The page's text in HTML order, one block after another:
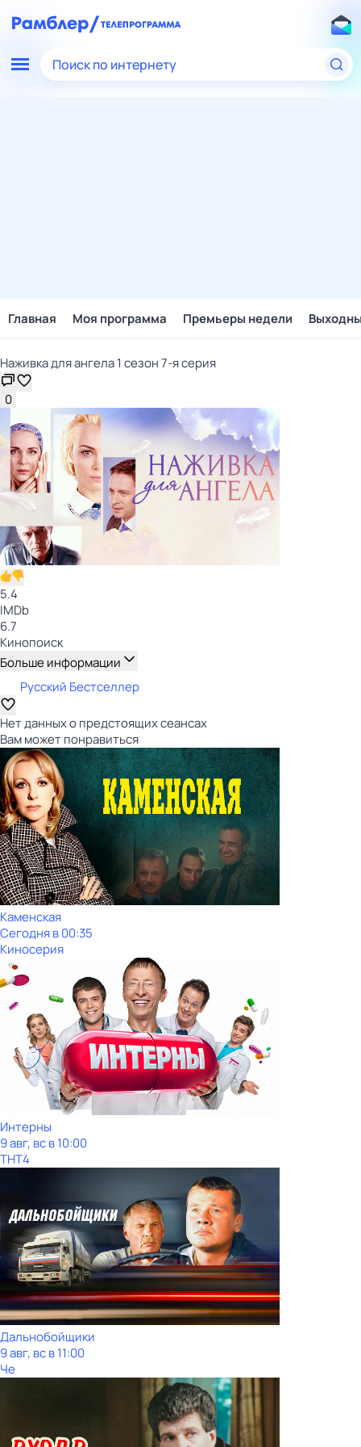
Поиск по интернету
Главная Моя программа Премьеры недели
Наживка для ангела 1 сезон 7-я серия
0
5.4
IMDb
6.7
Кинопоиск
Больше информации
Русский Бестселлер
Нет данных о предстоящих сеансах
Вам может понравиться
Каменская
Сегодня в 00:35
Киносерия
Интерны
9 авг, вс в 10:00
ТНТ4
Дальнобойщики
9 авг, вс в 11:00
Че